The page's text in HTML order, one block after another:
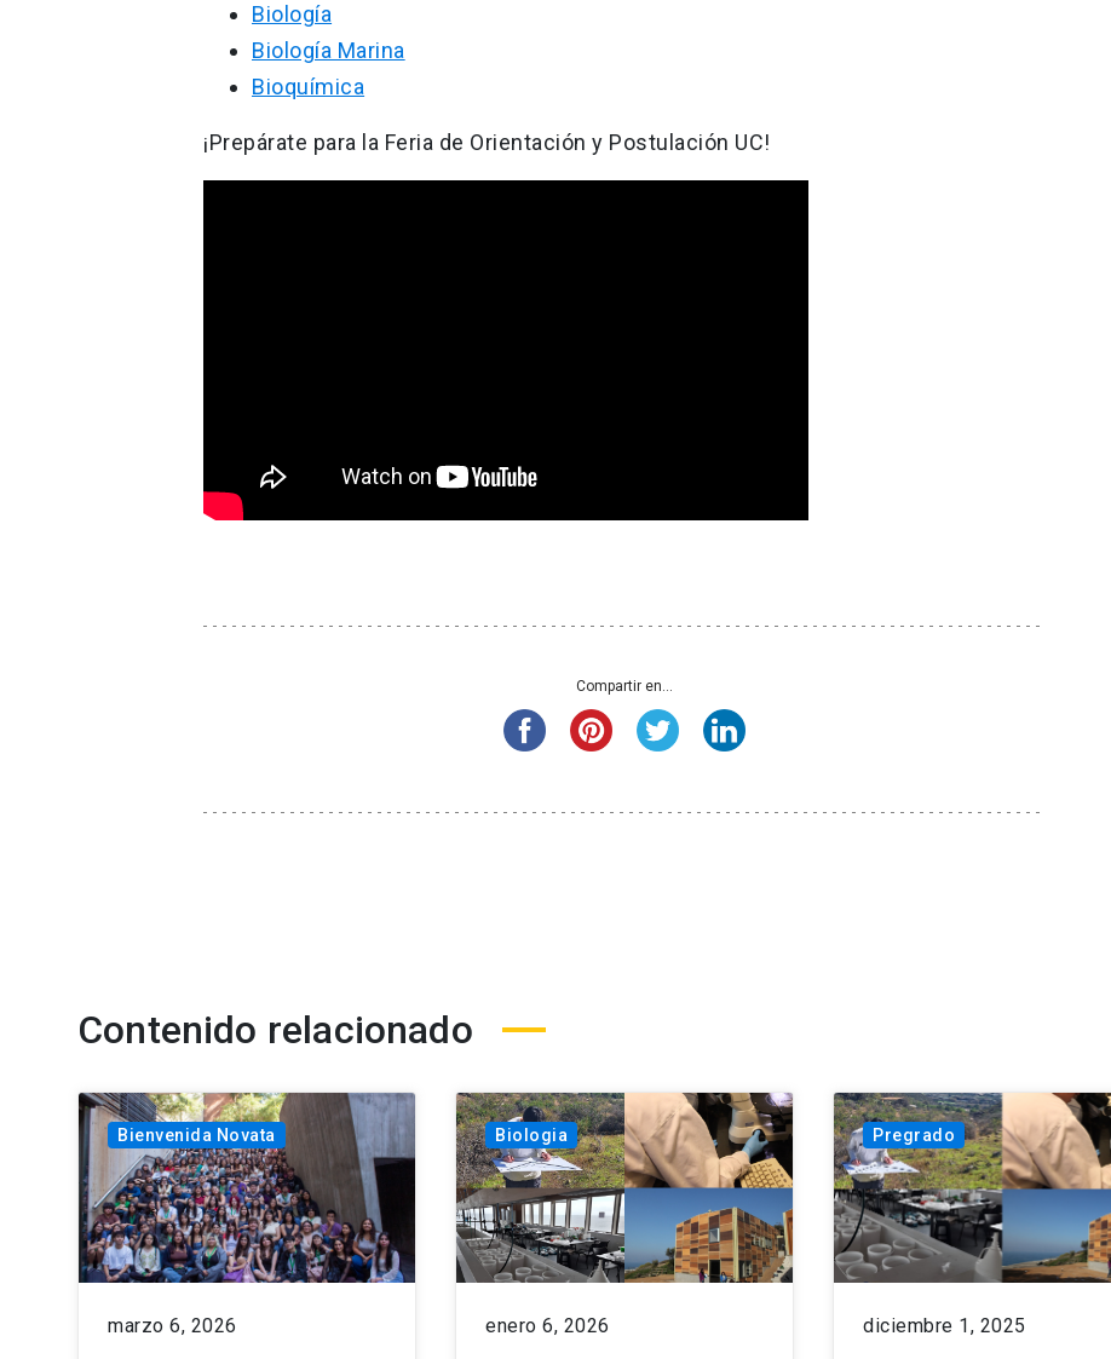
Biología
Biología Marina
Bioquímica
¡Prepárate para la Feria de Orientación y Postulación UC!
Compartir en...
Contenido relacionado
Bienvenida Novata
marzo 6, 2026
Biologia
enero 6, 2026
Pregrado
diciembre 1, 2025